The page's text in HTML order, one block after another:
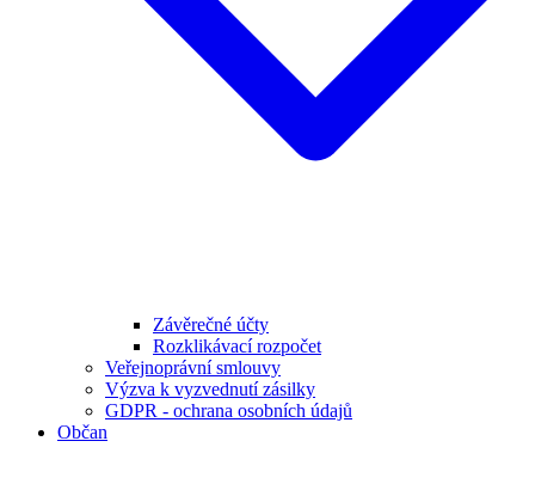
Závěrečné účty
Rozklikávací rozpočet
Veřejnoprávní smlouvy
Výzva k vyzvednutí zásilky
GDPR - ochrana osobních údajů
Občan